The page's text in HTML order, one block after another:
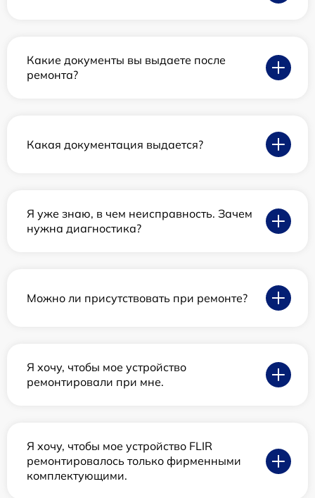
Какие документы вы выдаете после
ремонта?
Какая документация выдается?
Я уже знаю, в чем неисправность. Зачем
нужна диагностика?
Можно ли присутствовать при ремонте?
Я хочу, чтобы мое устройство
ремонтировали при мне.
Я хочу, чтобы мое устройство FLIR
ремонтировалось только фирменными
комплектующими.